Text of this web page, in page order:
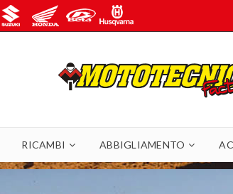
RICAMBI ABBIGLIAMENTO